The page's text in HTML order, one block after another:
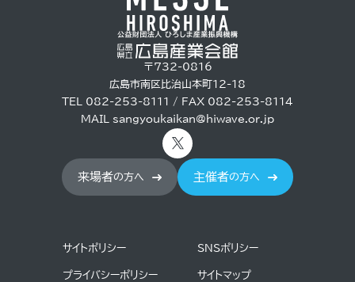
〒732-0816
広島市南区比治山本町12-18
TEL 082-253-8111 / FAX 082-253-8114
MAIL sangyoukaikan@hiwave.or.jp
来場者の方へ 主催者の方へ
サイトポリシー SNSポリシー
プライバシーポリシー サイトマップ